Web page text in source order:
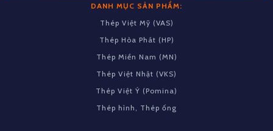
DANH MỤC SẢN PHẨM:
Thép Việt Mỹ (VAS)
Thép Hòa Phát (HP)
Thép Miền Nam (MN)
Thép Việt Nhật (VKS)
Thép Việt Ý (Pomina)
Thép hình, Thép ống